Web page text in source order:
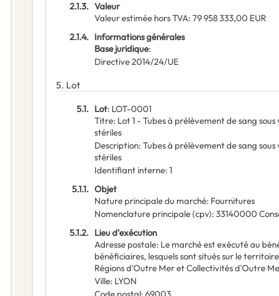
2.1.3. Valeur
Valeur estimée hors TVA: 79 958 333,00 EUR
2.1.4. Informations générales
Base juridique:
Directive 2014/24/UE
5. Lot
5.1. Lot: LOT-0001
Titre: Lot 1 - Tubes à prélèvement de sang
stériles
Description: Tubes à prélèvement de sang
stériles
Identifiant interne: 1
5.1.1. Objet
Nature principale du marché: Fournitures
Nomenclature principale(cpv): 33140000
5.1.2. Lieu d’exécution
Adresse postale: Le marché est exécuté au
bénéficiaires, lesquels sont situés sur le
Régions d'Outre Mer et Collectivités d'Outre
Ville: LYON